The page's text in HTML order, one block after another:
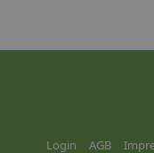
Login AGB